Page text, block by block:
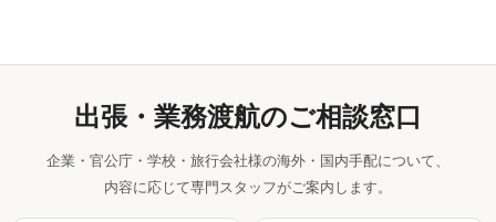
出張・業務渡航のご相談窓口
企業・官公庁・学校・旅行会社様の海外・国内手配について、
内容に応じて専門スタッフがご案内します。